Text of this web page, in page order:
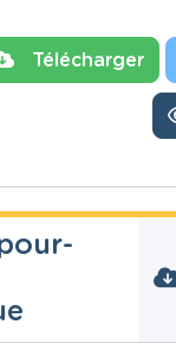
Télécharger